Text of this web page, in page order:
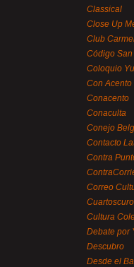
Classical
Close Up
Club
Código
Coloquio
Con Acento
Conacento
Conaculta
Conejo
Contacto
Contra
Correo
Cuartoscuro
Cultura
Debate por
Descubro
Desde el